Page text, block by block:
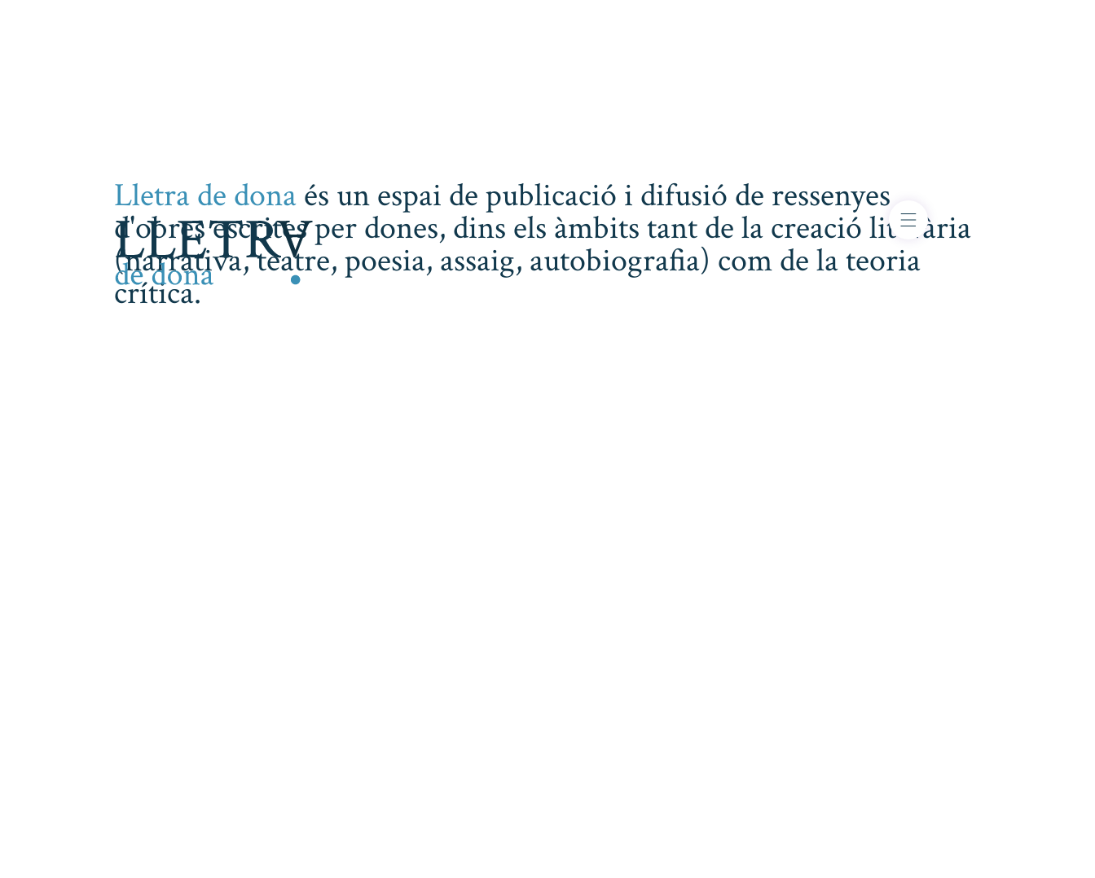
Lletra de donaés un espai de publicació i difusió de ressenyes
d'obres escrites per dones, dins els àmbits tant de la creació literària
(narrativa, teatre, poesia, assaig, autobiografia) com de la teoria
crítica.